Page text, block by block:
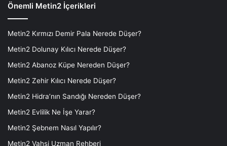
Önemli Metin2 İçerikleri
Metin2 Kırmızı Demir Pala Nerede Düşer?
Metin2 Dolunay Kılıcı Nerede Düşer?
Metin2 Abanoz Küpe Nereden Düşer?
Metin2 Zehir Kılıcı Nerede Düşer?
Metin2 Hidra’nın Sandığı Nereden Düşer?
Metin2 Evlilik Ne İşe Yarar?
Metin2 Şebnem Nasıl Yapılır?
Metin2 Vahşi Uzman Rehberi